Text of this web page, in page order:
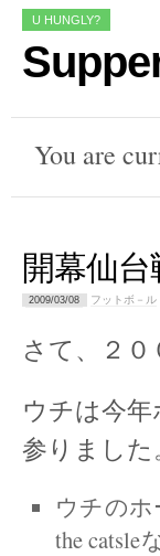
U HUNGLY?
You are
開幕仙台
2009/03/08 フットボ－ル
さて、２０
ウチは今
参りました
ウチのホ
the